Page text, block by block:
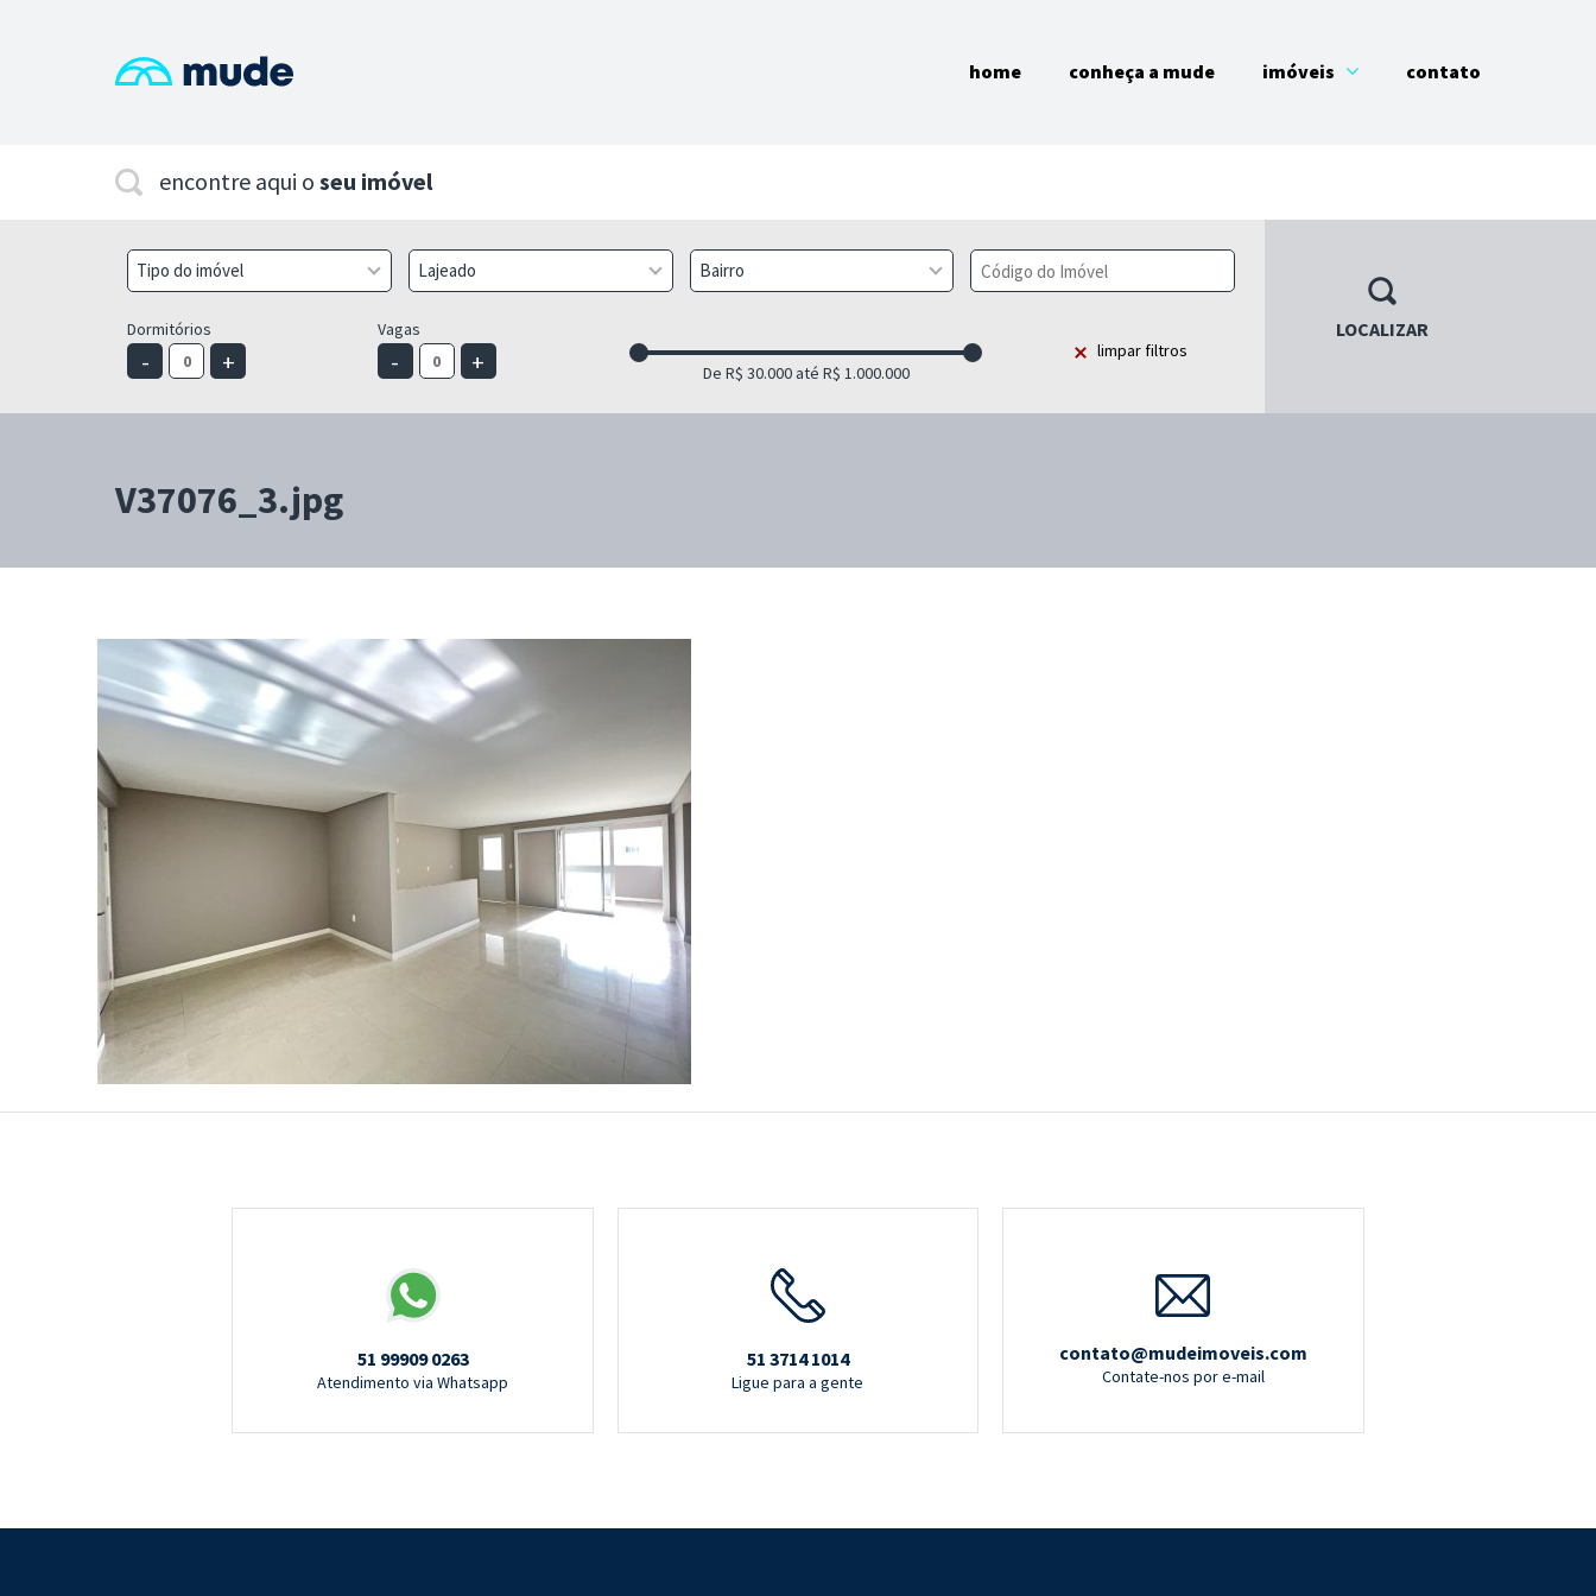
home conheça a mude imóveis contato
encontre aqui o seu imóvel
Tipo do imóvel Lajeado Bairro
Dormitórios
- +
Vagas
- + limpar filtros
LOCALIZAR
V37076_3.jpg
51 99909 0263
Atendimento via Whatsapp
51 3714 1014
Ligue para a gente
contato@mudeimoveis.com
Contate-nos por e-mail